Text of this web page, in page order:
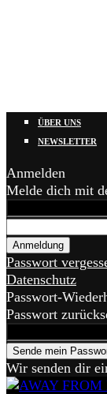
ÜBER UNS
NEWSLETTER
Anmelden
Melde dich mit
Passwort
Datenschutz
Passwort-
Passwort
Wir senden dir